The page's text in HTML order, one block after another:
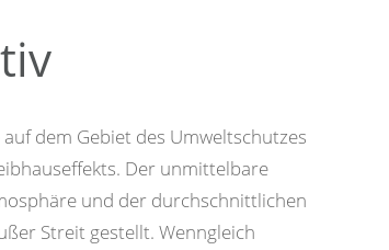
dem Gebiet des Umweltschutzes
Der unmittelbare
und der durchschnittlichen
Streit gestellt. Wenngleich